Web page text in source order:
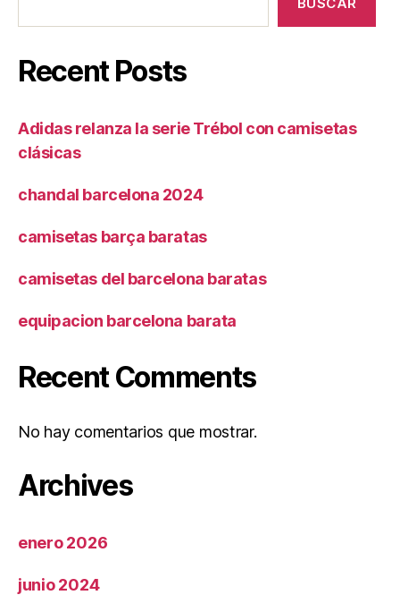
Recent Posts
Adidas relanza la serie Trébol con camisetas
clásicas
chandal barcelona 2024
camisetas barça baratas
camisetas del barcelona baratas
equipacion barcelona barata
Recent Comments
No hay comentarios que mostrar.
Archives
enero 2026
junio 2024